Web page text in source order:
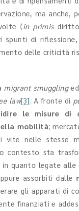
ma anche,
(in primis
di
delle criticità
migrant smugglinged
law[3]. A fronte di
le misure di
mobilità;
nelle stesse
contesto sta
quanto legate
assorbiti dalle
gli apparati di
finanziati e